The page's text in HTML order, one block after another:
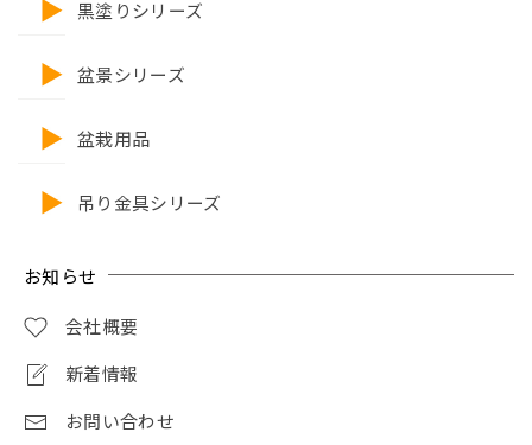
黒塗りシリーズ
盆景シリーズ
盆栽用品
吊り金具シリーズ
お知らせ
会社概要
新着情報
お問い合わせ